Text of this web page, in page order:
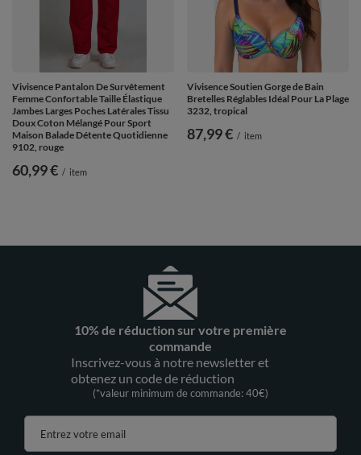
Vivisence Pantalon De Survêtement
Femme Confortable Taille Élastique
Jambes Larges Poches Latérales Tissu
Doux Coton Mélangé Pour Sport
Maison Balade Détente Quotidienne
9102, rouge
60,99 € / item
Vivisence Soutien Gorge de Bain
Bretelles Réglables Idéal Pour La Plage
3232, tropical
87,99 € / item
10% de réduction sur votre première
commande
Inscrivez-vous à notre newsletter et
obtenez un code de réduction
(*valeur minimum de commande: 40€)
Entrez votre email